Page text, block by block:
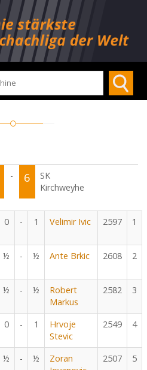
- 6
SK
Kirchweyhe
0 - 1 Velimir Ivic 2597 1
½ - ½ Ante Brkic 2608 2
½ - ½
Robert
Markus
2582 3
0 - 1
Hrvoje
Stevic
2549 4
½ - ½
Zoran
2507 5